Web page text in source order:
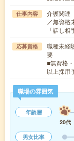
仕事内容
介護関連
／無資格
「話し
応募資格
職種未経
要
■無資格
以上採用
職場の雰囲気
年齢層
20代
男女比率